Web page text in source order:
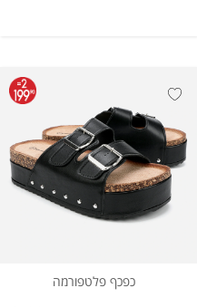
כפכף פלטפורמה